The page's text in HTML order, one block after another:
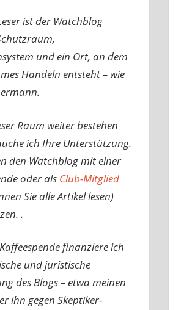
ist der Watchblog
und ein Ort, an dem
Handeln entsteht – wie
Raum weiter bestehen
ich Ihre Unterstützung.
den Watchblog mit einer
oder als Club-Mitglied
Sie alle Artikel lesen)
.
finanziere ich
und juristische
des Blogs – etwa meinen
ihn gegen Skeptiker-